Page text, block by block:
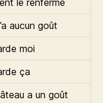
le renfermé
aucun goût
moi
ça
a un goût